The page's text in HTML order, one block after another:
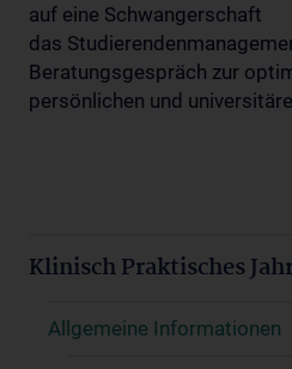
auf eine Schwangerschaft
das
Beratungsgespräch zur
persönlichen und
Klinisch Praktisches
Allgemeine Informationen